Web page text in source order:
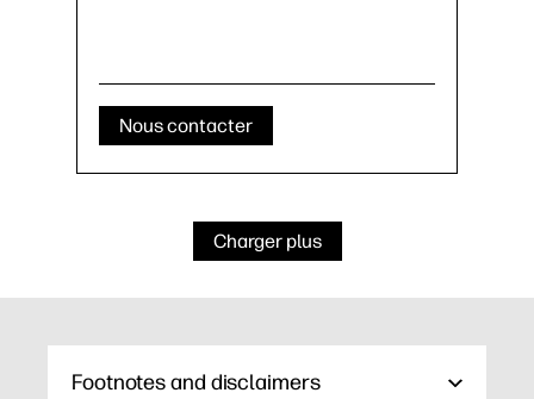
Nous contacter
Charger plus
Footnotes and disclaimers